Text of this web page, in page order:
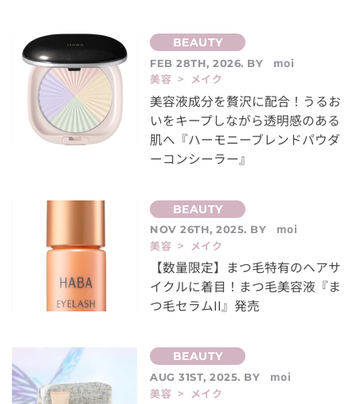
FEB 28TH, 2026. BY
moi
美容 > メイク
美容液成分を贅沢に配合！うるお
いをキープしながら透明感のある
肌へ『ハーモニーブレンドパウダ
ーコンシーラー』
NOV 26TH, 2025. BY
moi
美容 > メイク
【数量限定】まつ毛特有のヘアサ
イクルに着目！まつ毛美容液『ま
つ毛セラムII』発売
AUG 31ST, 2025. BY
moi
美容 > メイク